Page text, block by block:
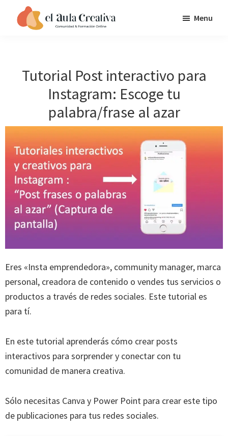
Menu
Tutorial Post interactivo para
Instagram: Escoge tu
palabra/frase al azar
Eres «Insta emprendedora», community manager, marca
personal, creadora de contenido o vendes tus servicios o
productos a través de redes sociales. Este tutorial es
para tí.
En este tutorial aprenderás cómo crear posts
interactivos para sorprender y conectar con tu
comunidad de manera creativa.
Sólo necesitas Canva y Power Point para crear este tipo
de publicaciones para tus redes sociales.